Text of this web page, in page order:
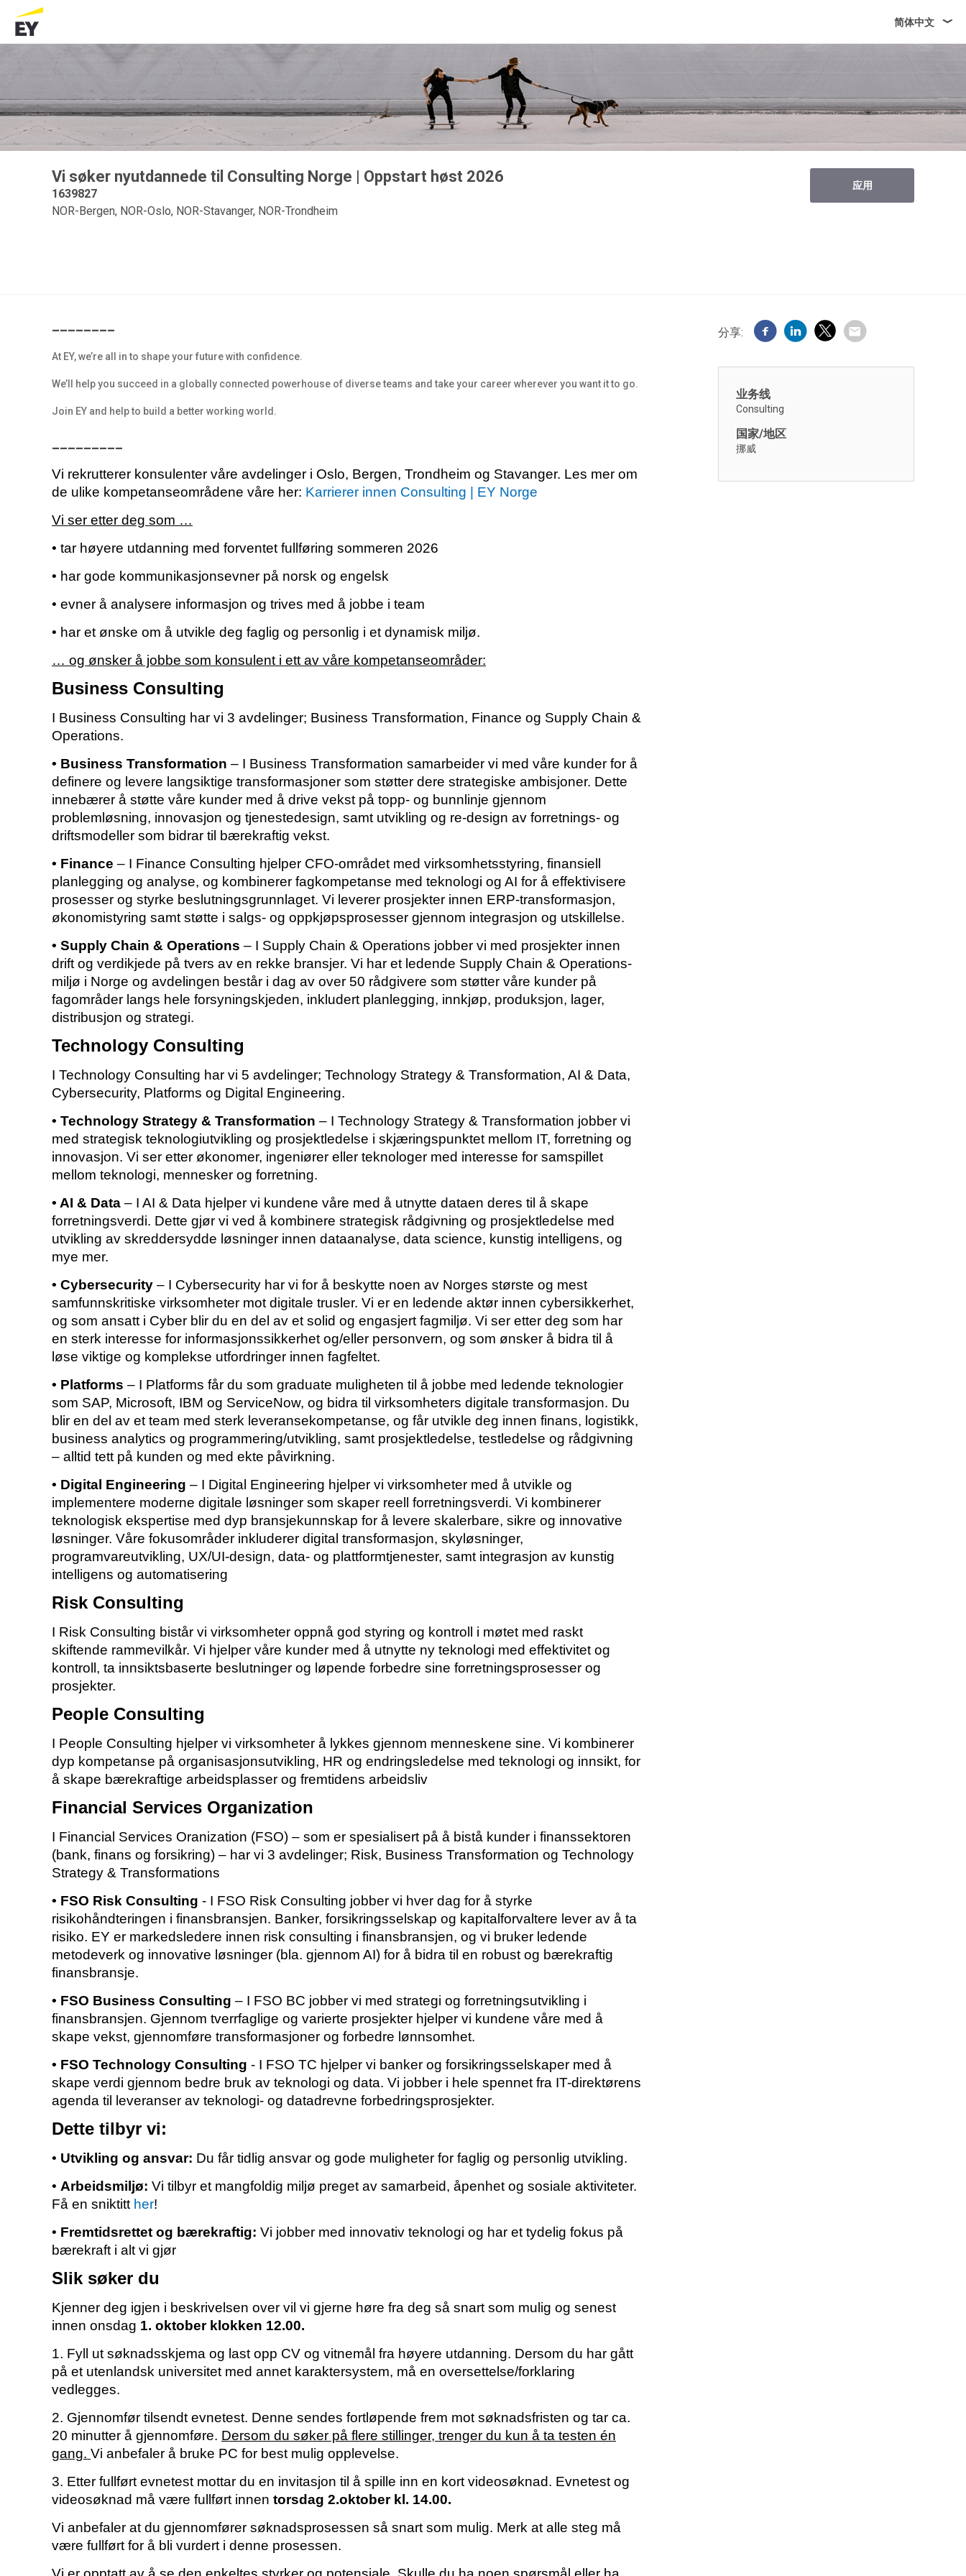
简体中文
Vi søker nyutdannede til Consulting Norge | Oppstart høst 2026
1639827
NOR-Bergen, NOR-Oslo, NOR-Stavanger, NOR-Trondheim
应用
________
At EY, we’re all in to shape your future with confidence.
We’ll help you succeed in a globally connected powerhouse of diverse teams and take your career wherever you want it to go.
Join EY and help to build a better working world.
_________
Vi rekrutterer konsulenter våre avdelinger i Oslo, Bergen, Trondheim og Stavanger. Les mer om
de ulike kompetanseområdene våre her: Karrierer innen Consulting | EY Norge
Vi ser etter deg som …
• tar høyere utdanning med forventet fullføring sommeren 2026
• har gode kommunikasjonsevner på norsk og engelsk
• evner å analysere informasjon og trives med å jobbe i team
• har et ønske om å utvikle deg faglig og personlig i et dynamisk miljø.
… og ønsker å jobbe som konsulent i ett av våre kompetanseområder:
Business Consulting
I Business Consulting har vi 3 avdelinger; Business Transformation, Finance og Supply Chain &
Operations.
• Business Transformation – I Business Transformation samarbeider vi med våre kunder for å
definere og levere langsiktige transformasjoner som støtter dere strategiske ambisjoner. Dette
innebærer å støtte våre kunder med å drive vekst på topp- og bunnlinje gjennom
problemløsning, innovasjon og tjenestedesign, samt utvikling og re-design av forretnings- og
driftsmodeller som bidrar til bærekraftig vekst.
• Finance – I Finance Consulting hjelper CFO-området med virksomhetsstyring, finansiell
planlegging og analyse, og kombinerer fagkompetanse med teknologi og AI for å effektivisere
prosesser og styrke beslutningsgrunnlaget. Vi leverer prosjekter innen ERP-transformasjon,
økonomistyring samt støtte i salgs- og oppkjøpsprosesser gjennom integrasjon og utskillelse.
• Supply Chain & Operations – I Supply Chain & Operations jobber vi med prosjekter innen
drift og verdikjede på tvers av en rekke bransjer. Vi har et ledende Supply Chain & Operations-
miljø i Norge og avdelingen består i dag av over 50 rådgivere som støtter våre kunder på
fagområder langs hele forsyningskjeden, inkludert planlegging, innkjøp, produksjon, lager,
distribusjon og strategi.
Technology Consulting
I Technology Consulting har vi 5 avdelinger; Technology Strategy & Transformation, AI & Data,
Cybersecurity, Platforms og Digital Engineering.
• Technology Strategy & Transformation – I Technology Strategy & Transformation jobber vi
med strategisk teknologiutvikling og prosjektledelse i skjæringspunktet mellom IT, forretning og
innovasjon. Vi ser etter økonomer, ingeniører eller teknologer med interesse for samspillet
mellom teknologi, mennesker og forretning.
• AI & Data – I AI & Data hjelper vi kundene våre med å utnytte dataen deres til å skape
forretningsverdi. Dette gjør vi ved å kombinere strategisk rådgivning og prosjektledelse med
utvikling av skreddersydde løsninger innen dataanalyse, data science, kunstig intelligens, og
mye mer.
• Cybersecurity – I Cybersecurity har vi for å beskytte noen av Norges største og mest
samfunnskritiske virksomheter mot digitale trusler. Vi er en ledende aktør innen cybersikkerhet,
og som ansatt i Cyber blir du en del av et solid og engasjert fagmiljø. Vi ser etter deg som har
en sterk interesse for informasjonssikkerhet og/eller personvern, og som ønsker å bidra til å
løse viktige og komplekse utfordringer innen fagfeltet.
• Platforms – I Platforms får du som graduate muligheten til å jobbe med ledende teknologier
som SAP, Microsoft, IBM og ServiceNow, og bidra til virksomheters digitale transformasjon. Du
blir en del av et team med sterk leveransekompetanse, og får utvikle deg innen finans, logistikk,
business analytics og programmering/utvikling, samt prosjektledelse, testledelse og rådgivning
– alltid tett på kunden og med ekte påvirkning.
• Digital Engineering – I Digital Engineering hjelper vi virksomheter med å utvikle og
implementere moderne digitale løsninger som skaper reell forretningsverdi. Vi kombinerer
teknologisk ekspertise med dyp bransjekunnskap for å levere skalerbare, sikre og innovative
løsninger. Våre fokusområder inkluderer digital transformasjon, skyløsninger,
programvareutvikling, UX/UI-design, data- og plattformtjenester, samt integrasjon av kunstig
intelligens og automatisering
Risk Consulting
I Risk Consulting bistår vi virksomheter oppnå god styring og kontroll i møtet med raskt
skiftende rammevilkår. Vi hjelper våre kunder med å utnytte ny teknologi med effektivitet og
kontroll, ta innsiktsbaserte beslutninger og løpende forbedre sine forretningsprosesser og
prosjekter.
People Consulting
I People Consulting hjelper vi virksomheter å lykkes gjennom menneskene sine. Vi kombinerer
dyp kompetanse på organisasjonsutvikling, HR og endringsledelse med teknologi og innsikt, for
å skape bærekraftige arbeidsplasser og fremtidens arbeidsliv
Financial Services Organization
I Financial Services Oranization (FSO) – som er spesialisert på å bistå kunder i finanssektoren
(bank, finans og forsikring) – har vi 3 avdelinger; Risk, Business Transformation og Technology
Strategy & Transformations
• FSO Risk Consulting - I FSO Risk Consulting jobber vi hver dag for å styrke
risikohåndteringen i finansbransjen. Banker, forsikringsselskap og kapitalforvaltere lever av å ta
risiko. EY er markedsledere innen risk consulting i finansbransjen, og vi bruker ledende
metodeverk og innovative løsninger (bla. gjennom AI) for å bidra til en robust og bærekraftig
finansbransje.
• FSO Business Consulting – I FSO BC jobber vi med strategi og forretningsutvikling i
finansbransjen. Gjennom tverrfaglige og varierte prosjekter hjelper vi kundene våre med å
skape vekst, gjennomføre transformasjoner og forbedre lønnsomhet.
• FSO Technology Consulting - I FSO TC hjelper vi banker og forsikringsselskaper med å
skape verdi gjennom bedre bruk av teknologi og data. Vi jobber i hele spennet fra IT-direktørens
agenda til leveranser av teknologi- og datadrevne forbedringsprosjekter.
Dette tilbyr vi:
• Utvikling og ansvar: Du får tidlig ansvar og gode muligheter for faglig og personlig utvikling.
• Arbeidsmiljø: Vi tilbyr et mangfoldig miljø preget av samarbeid, åpenhet og sosiale aktiviteter.
Få en sniktitt her!
• Fremtidsrettet og bærekraftig: Vi jobber med innovativ teknologi og har et tydelig fokus på
bærekraft i alt vi gjør
Slik søker du
Kjenner deg igjen i beskrivelsen over vil vi gjerne høre fra deg så snart som mulig og senest
innen onsdag 1. oktober klokken 12.00.
1. Fyll ut søknadsskjema og last opp CV og vitnemål fra høyere utdanning. Dersom du har gått
på et utenlandsk universitet med annet karaktersystem, må en oversettelse/forklaring
vedlegges.
2. Gjennomfør tilsendt evnetest. Denne sendes fortløpende frem mot søknadsfristen og tar ca.
20 minutter å gjennomføre. Dersom du søker på flere stillinger, trenger du kun å ta testen én
gang. Vi anbefaler å bruke PC for best mulig opplevelse.
3. Etter fullført evnetest mottar du en invitasjon til å spille inn en kort videosøknad. Evnetest og
videosøknad må være fullført innen torsdag 2.oktober kl. 14.00.
Vi anbefaler at du gjennomfører søknadsprosessen så snart som mulig. Merk at alle steg må
være fullført for å bli vurdert i denne prosessen.
分享:
业务线
Consulting
国家/地区
挪威